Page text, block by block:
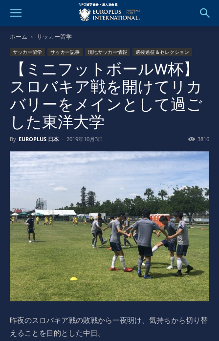
ホーム サッカー留学
サッカー留学 サッカー記事 現地サッカー情報 選抜遠征＆セレクション
【ミニフットボールW杯】
スロバキア戦を開けてリカ
バリーをメインとして過ご
した東洋大学
By EUROPLUS 日本 - 2019年10月3日 3816
昨夜のスロバキア戦の敗戦から一夜明け、気持ちから切り替
えることを目的とした中日。